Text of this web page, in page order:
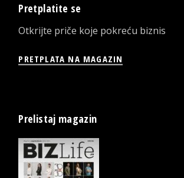
Pretplatite se
Otkrijte priče koje pokreću biznis
PRETPLATA NA MAGAZIN
Prelistaj magazin